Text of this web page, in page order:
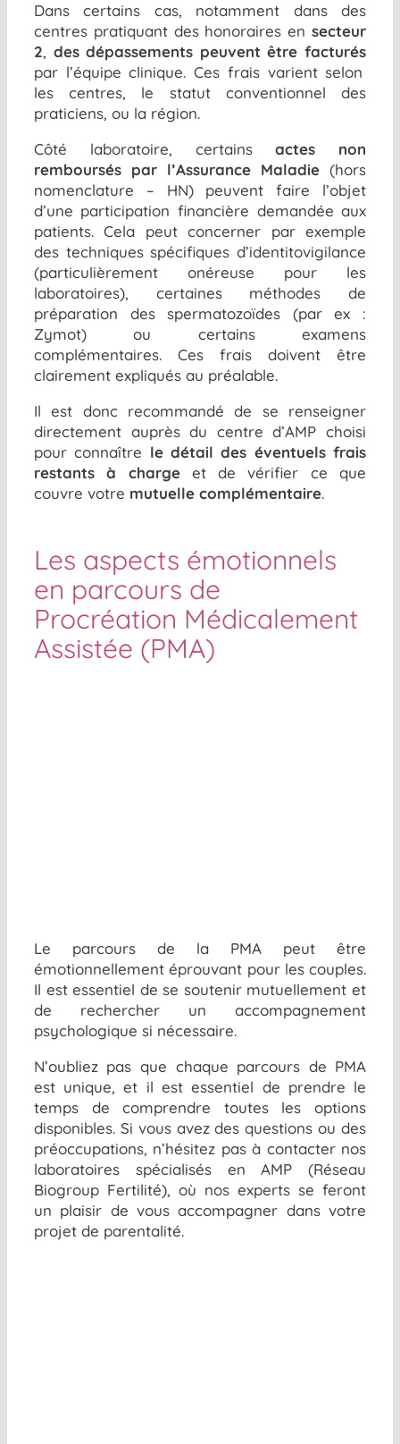
Dans certains cas, notamment dans des
centres pratiquant des honoraires ensecteur
2, des dépassements peuvent être facturés
par l’équipe clinique. Ces frais varient selon
les centres, le statut conventionnel des
praticiens, ou la région.
Côté laboratoire, certainsactes non
remboursés par l’Assurance Maladie (hors
nomenclature – HN) peuvent faire l’objet
d’une participation financière demandée aux
patients. Cela peut concerner par exemple
des techniques spécifiques d’identitovigilance
(particulièrement onéreuse pour les
laboratoires), certaines méthodes de
préparation des spermatozoïdes (par ex :
Zymot) ou certains examens
complémentaires. Ces frais doivent être
clairement expliqués au préalable.
Il est donc recommandé de se renseigner
directement auprès du centre d’AMP choisi
pour connaître le détail des éventuels frais
restants à chargeet de vérifier ce que
couvre votre mutuelle complémentaire.
Les aspects émotionnels
en parcours de
Procréation Médicalement
Assistée (PMA)
Le parcours de la PMA peut être
émotionnellement éprouvant pour les couples.
Il est essentiel de se soutenir mutuellement et
de rechercher un accompagnement
psychologique si nécessaire.
N’oubliez pas que chaque parcours de PMA
est unique, et il est essentiel de prendre le
temps de comprendre toutes les options
disponibles. Si vous avez des questions ou des
préoccupations, n’hésitez pas à contacter nos
laboratoires spécialisés en AMP (Réseau
Biogroup Fertilité), où nos experts se feront
un plaisir de vous accompagner dans votre
projet de parentalité.